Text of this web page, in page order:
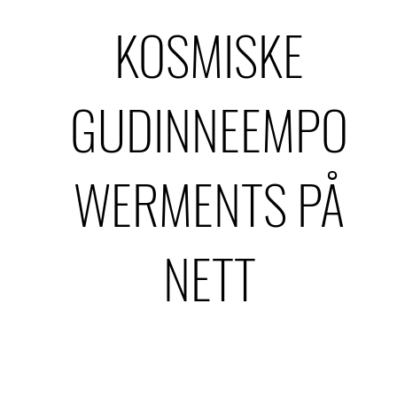
KOSMISKE
GUDINNEEMPO
WERMENTS PÅ
NETT